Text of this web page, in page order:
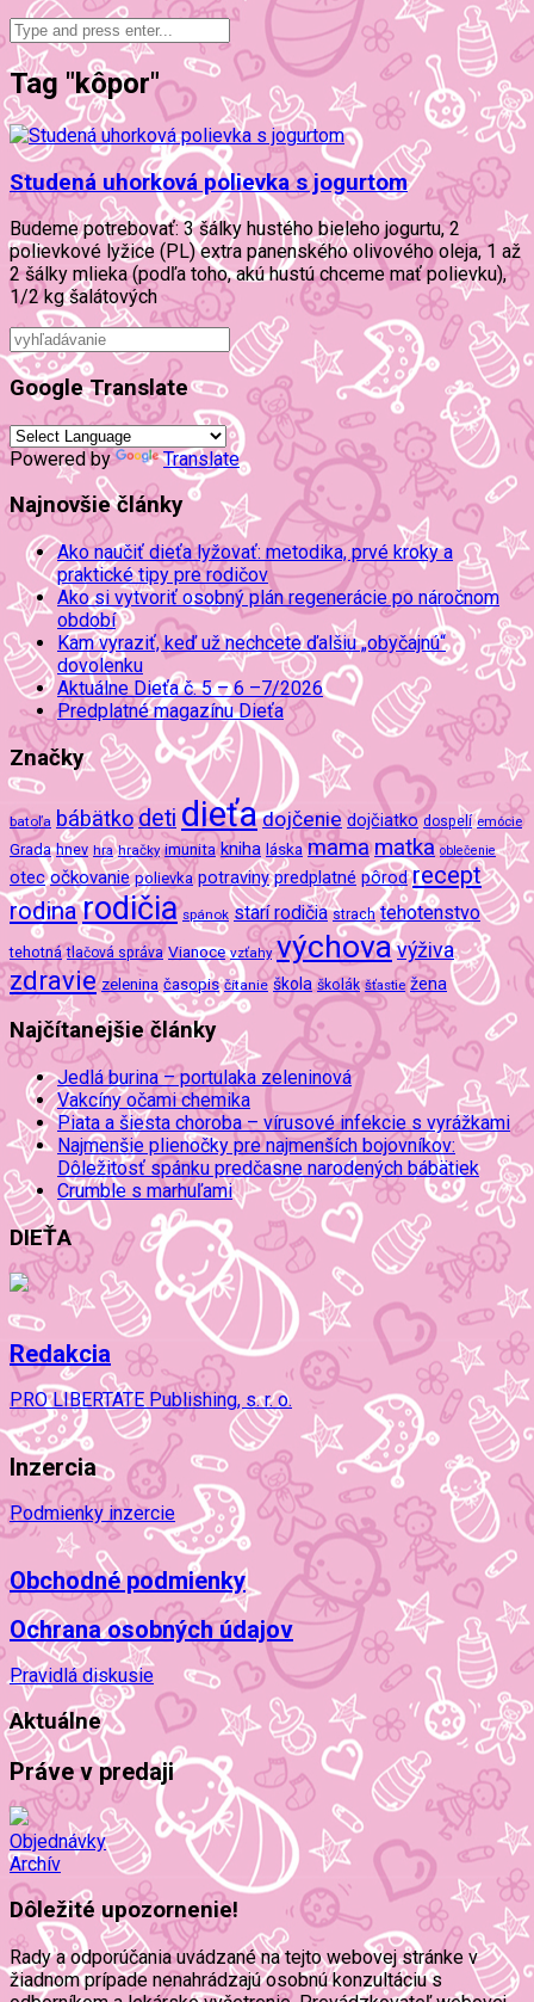
Tag "kôpor"
Studená uhorková polievka s jogurtom
Budeme potrebovať: 3 šálky hustého bieleho jogurtu, 2
polievkové lyžice (PL) extra panenského olivového oleja, 1 až
2 šálky mlieka (podľa toho, akú hustú chceme mať polievku),
1/2 kg šalátových
Google Translate
Powered by Translate
Najnovšie články
Ako naučiť dieťa lyžovať: metodika, prvé kroky a
praktické tipy pre rodičov
Ako si vytvoriť osobný plán regenerácie po náročnom
období
Kam vyraziť, keď už nechcete ďalšiu „obyčajnú“
dovolenku
Aktuálne Dieťa č. 5 – 6 –7/2026
Predplatné magazínu Dieťa
Značky
batoľa bábätkodeti dieťa dojčenie dojčiatko dospelí emócie
Grada hnev hra hračky imunita kniha láska mama matka oblečenie
otec očkovanie polievka potraviny predplatné pôrod recept
rodinarodičia spánok starí rodičia strach tehotenstvo
tehotná tlačová správa Vianoce vzťahy výchovavýživa
zdravie zelenina časopis čítanie škola školák šťastie žena
Najčítanejšie články
Jedlá burina – portulaka zeleninová
Vakcíny očami chemika
Piata a šiesta choroba – vírusové infekcie s vyrážkami
Najmenšie plienočky pre najmenších bojovníkov:
Dôležitosť spánku predčasne narodených bábätiek
Crumble s marhuľami
DIEŤA
Redakcia
PRO LIBERTATE Publishing, s. r. o.
Inzercia
Podmienky inzercie
Obchodné podmienky
Ochrana osobných údajov
Pravidlá diskusie
Aktuálne
Práve v predaji
Objednávky
Archív
Dôležité upozornenie!
Rady a odporúčania uvádzané na tejto webovej stránke v
žiadnom prípade nenahrádzajú osobnú konzultáciu s